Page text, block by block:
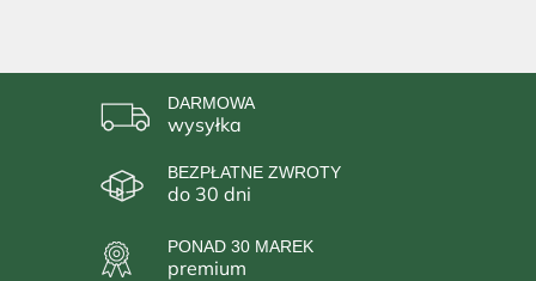
DARMOWA
wysyłka
BEZPŁATNE ZWROTY
do 30 dni
PONAD 30 MAREK
premium